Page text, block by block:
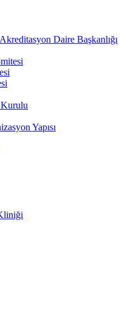
Daire Başkanlığı
Kurulu
Yapısı